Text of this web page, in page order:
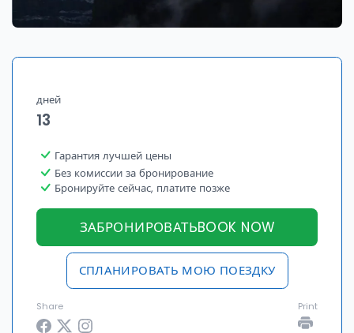
дней
13
Гарантия лучшей цены
Без комиссии за бронирование
Бронируйте сейчас, платите позже
ЗАБРОНИРОВАТЬBOOK NOW
СПЛАНИРОВАТЬ МОЮ ПОЕЗДКУ
Share Print